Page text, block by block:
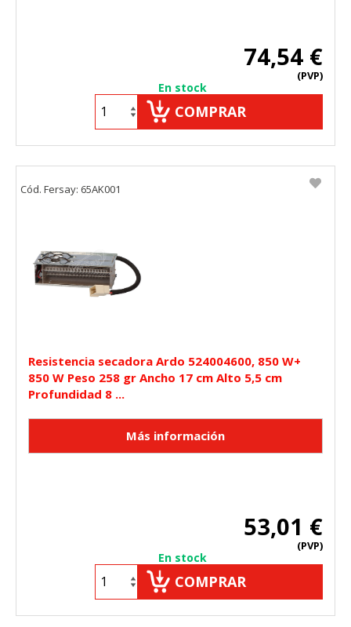
74,54 €
(PVP)
En stock
COMPRAR
Resistencia secadora Ardo 524004600, 850 W+
850 W Peso 258 gr Ancho 17 cm Alto 5,5 cm
Profundidad 8 ...
53,01 €
(PVP)
En stock
COMPRAR
Cód. Fersay: 65AK001